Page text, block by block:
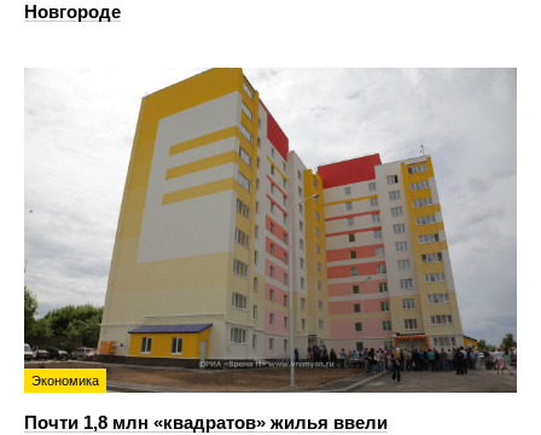
Новгороде
Экономика
Почти 1,8 млн «квадратов» жилья ввели